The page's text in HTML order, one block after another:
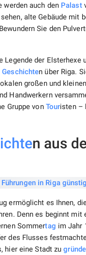
werden auch den Palast
alte Gebäude mit
Sie den
Legende der Elsterhexe
Geschichten über Riga.
großen und
Handwerkern
Gruppe von Touristen –
n aus
ermöglicht es Ihnen,
Denn es beginnt mit
Sommertag im Jahr
des Flusses
hier eine Stadt zugründe